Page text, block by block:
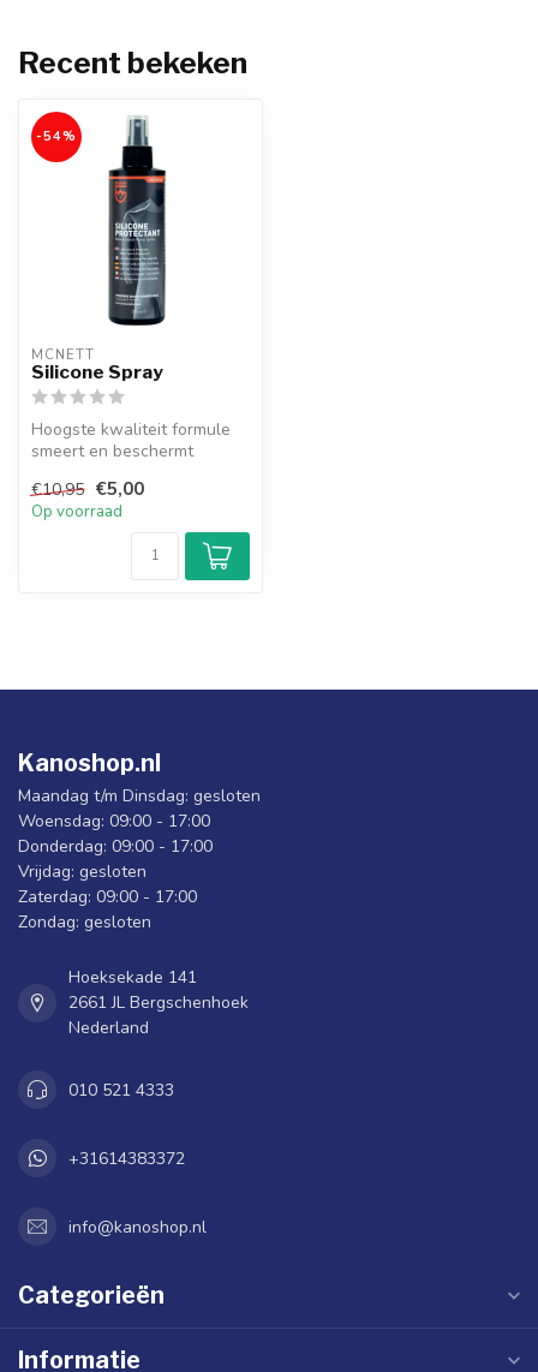
Recent bekeken
-54%
MCNETT
Silicone Spray
Hoogste kwaliteit formule
smeert en beschermt
zoals je dek...
€10,95 €5,00
Op voorraad
Kanoshop.nl
Maandag t/m Dinsdag: gesloten
Woensdag: 09:00 - 17:00
Donderdag: 09:00 - 17:00
Vrijdag: gesloten
Zaterdag: 09:00 - 17:00
Zondag: gesloten
Hoeksekade 141
2661 JL Bergschenhoek
Nederland
010 521 4333
+31614383372
info@kanoshop.nl
Categorieën
Informatie